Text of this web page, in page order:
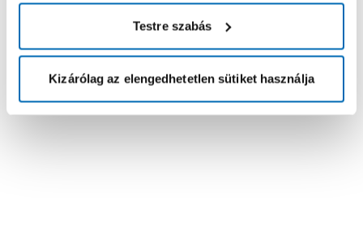
Testre szabás
Kizárólag az elengedhetetlen sütiket használja